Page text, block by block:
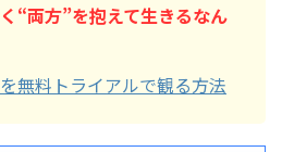
“両方”を抱えて生きるなん
無料トライアルで観る方法